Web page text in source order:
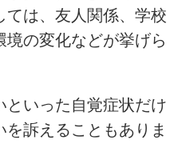
ては、友人関係、学校
境の変化などが挙げら
といった自覚症状だけ
訴えることもありま